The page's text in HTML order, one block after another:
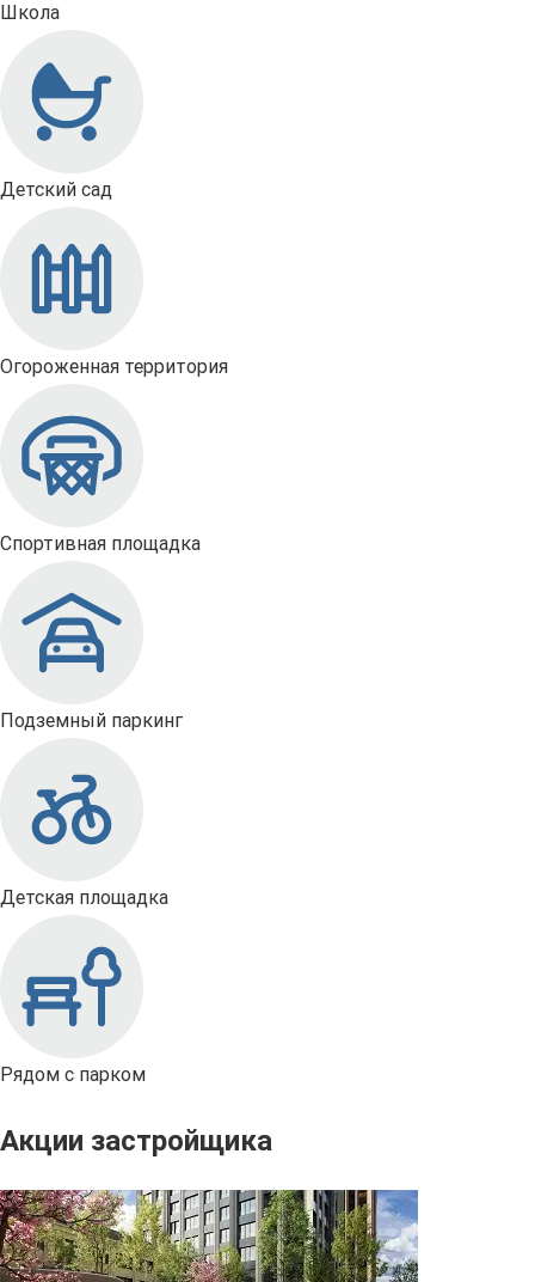
Школа
Детский сад
Огороженная территория
Спортивная площадка
Подземный паркинг
Детская площадка
Рядом с парком
Акции застройщика